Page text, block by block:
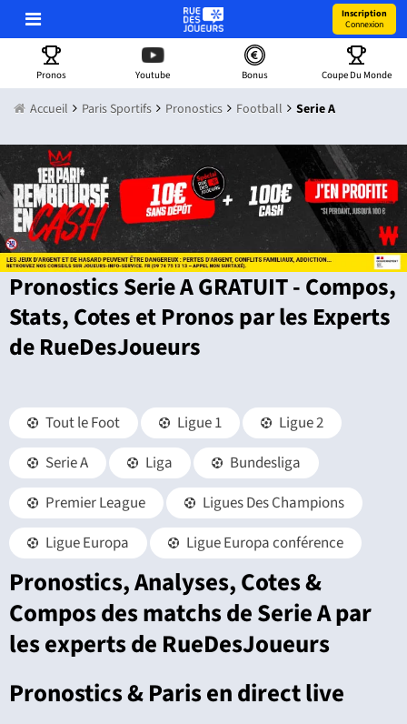
Inscription
Connexion
Pronos Youtube Bonus Coupe Du Monde
Accueil Paris Sportifs Pronostics Football Serie A
Pronostics Serie A GRATUIT - Compos,
Stats, Cotes et Pronos par les Experts
de RueDesJoueurs
Tout le Foot Ligue 1
Ligue 2
Serie A
Liga
Bundesliga
Premier League
Ligues Des Champions
Ligue Europa
Ligue Europa conférence
Pronostics, Analyses, Cotes &
Compos des matchs de Serie A par
les experts de RueDesJoueurs
Pronostics & Paris en direct live